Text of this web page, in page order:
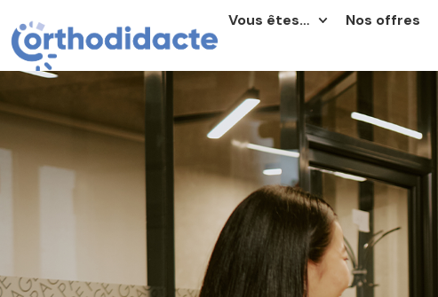
Vous êtes… Nos offres